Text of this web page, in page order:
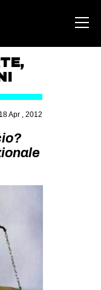
,
18 Apr , 2012